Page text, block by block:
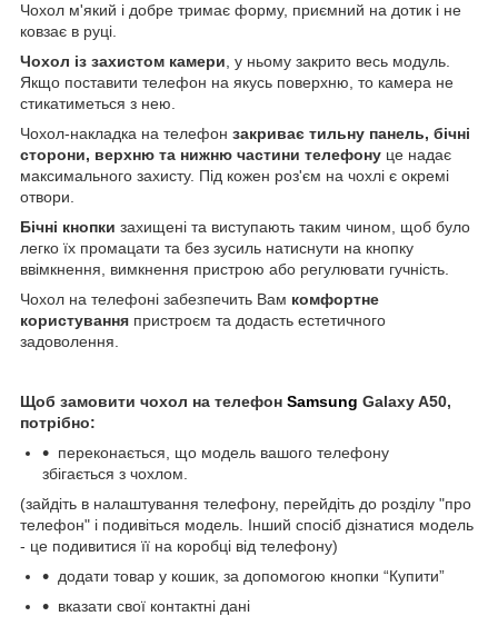
Чохол м'який і добре тримає форму, приємний на дотик і не
ковзає в руці.
Чохол із захистом камери, у ньому закрито весь модуль.
Якщо поставити телефон на якусь поверхню, то камера не
стикатиметься з нею.
Чохол-накладка на телефон закриває тильну панель, бічні
сторони, верхню та нижню частини телефону це надає
максимального захисту. Під кожен роз'єм на чохлі є окремі
отвори.
Бічні кнопки захищені та виступають таким чином, щоб було
легко їх промацати та без зусиль натиснути на кнопку
ввімкнення, вимкнення пристрою або регулювати гучність.
Чохол на телефоні забезпечить Вам комфортне
користування пристроєм та додасть естетичного
задоволення.
Щоб замовити чохол на телефон Samsung Galaxy A50,
потрібно:
переконається, що модель вашого телефону
збігається з чохлом.
(зайдіть в налаштування телефону, перейдіть до розділу "про
телефон" і подивіться модель. Інший спосіб дізнатися модель
- це подивитися її на коробці від телефону)
додати товар у кошик, за допомогою кнопки “Купити”
вказати свої контактні дані